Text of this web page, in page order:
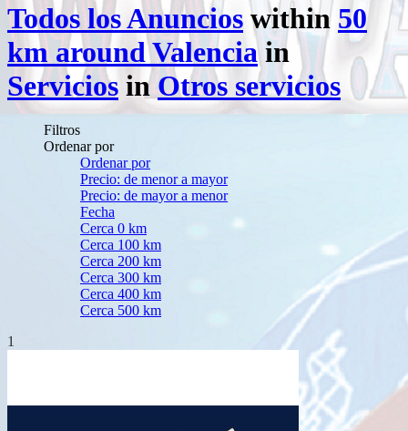
Todos los Anuncios within50
km around Valenciain
Servicios inOtros servicios
Filtros
Ordenar por
Ordenar por
Precio: de menor a mayor
Precio: de mayor a menor
Fecha
Cerca 0 km
Cerca 100 km
Cerca 200 km
Cerca 300 km
Cerca 400 km
Cerca 500 km
1